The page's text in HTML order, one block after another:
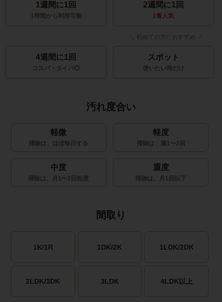
1週間に1回
1時間から利用可能
2週間に1回
1番人気
4週間に1回
コスパ・タイパ◎
スポット
使いたい時だけ
汚れ度合い
軽微
掃除は、ほぼ毎日する
軽度
掃除は、週1〜2回
中度
掃除は、月1〜2回程度
重度
掃除は、月1回以下
間取り
1K/1R 1DK/2K 1LDK/2DK
2LDK/3DK 3LDK 4LDK以上